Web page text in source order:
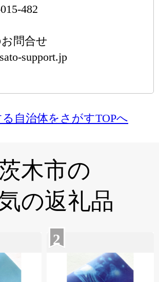
482
問合せ
support.jp
自治体をさがすTOPへ
木市の
の返礼品
2